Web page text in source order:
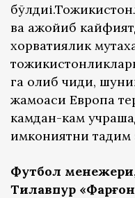
ва ажойиб
хорватиялик
га олиб чиқди,
жамоаси Европа
камдан-кам
имкониятни тақдим
Футбол
Тилавпур